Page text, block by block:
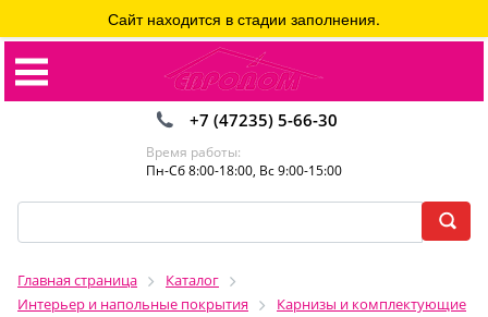
+7 (47235) 5-66-30
Время работы:
Пн-Сб 8:00-18:00, Вс 9:00-15:00
Главная страница
Каталог
Интерьер и напольные покрытия
Карнизы и комплектующие
Сайт находится в стадии заполнения.